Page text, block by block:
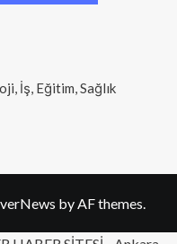
İş, Eğitim, Sağlık
by AF themes.